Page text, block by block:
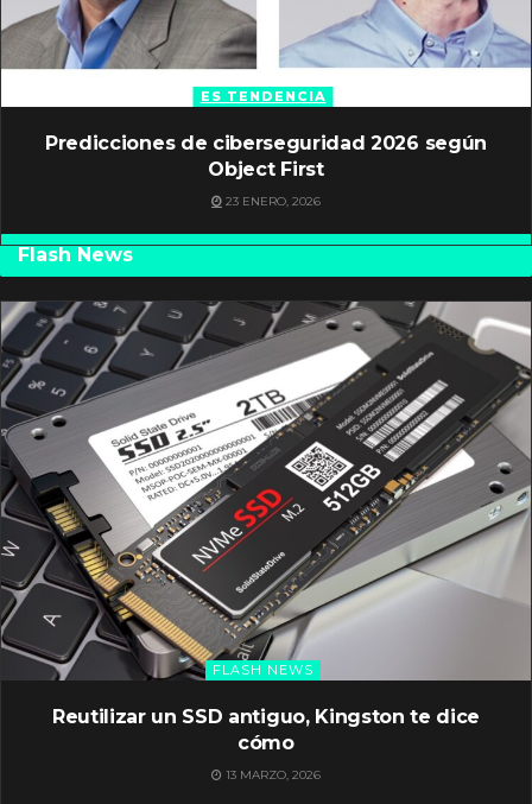
ES TENDENCIA
Predicciones de ciberseguridad 2026 según
Object First
23 ENERO, 2026
Flash News
FLASH NEWS
Reutilizar un SSD antiguo, Kingston te dice
cómo
13 MARZO, 2026